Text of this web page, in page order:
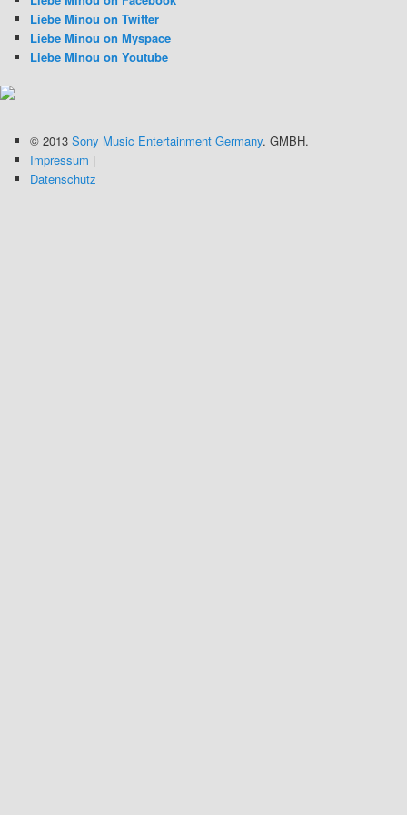
Liebe Minou on Twitter
Liebe Minou on Myspace
Liebe Minou on Youtube
© 2013 Sony Music Entertainment Germany. GMBH.
Impressum |
Datenschutz